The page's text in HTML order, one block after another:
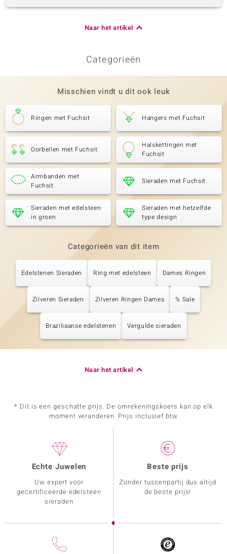
Naar het artikel
Categorieën
Misschien vindt u dit ook leuk
Ringen met Fuchsit Hangers met Fuchsit
Oorbellen met Fuchsit
Halskettingen met
Fuchsit
Armbanden met
Fuchsit
Sieraden met Fuchsit
Sieraden met edelsteen
in groen
Sieraden met hetzelfde
type design
Categorieën van dit item
Edelstenen Sieraden Ring met edelsteen Dames Ringen
Zilveren Sieraden Zilveren Ringen Dames % Sale
Braziliaanse edelstenen Vergulde sieraden
Naar het artikel
* Dit is een geschatte prijs. De omrekeningskoers kan op elk
moment veranderen. Prijs inclusief btw
Echte Juwelen
Uw expert voor
gecertificeerde edelsteen
sieraden
Beste prijs
Zonder tussenpartij dus altijd
de beste prijs!